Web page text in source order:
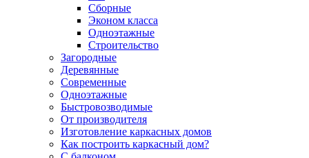
Сборные
Эконом класса
Одноэтажные
Строительство
Загородные
Деревянные
Современные
Одноэтажные
Быстровозводимые
От производителя
Изготовление каркасных домов
Как построить каркасный дом?